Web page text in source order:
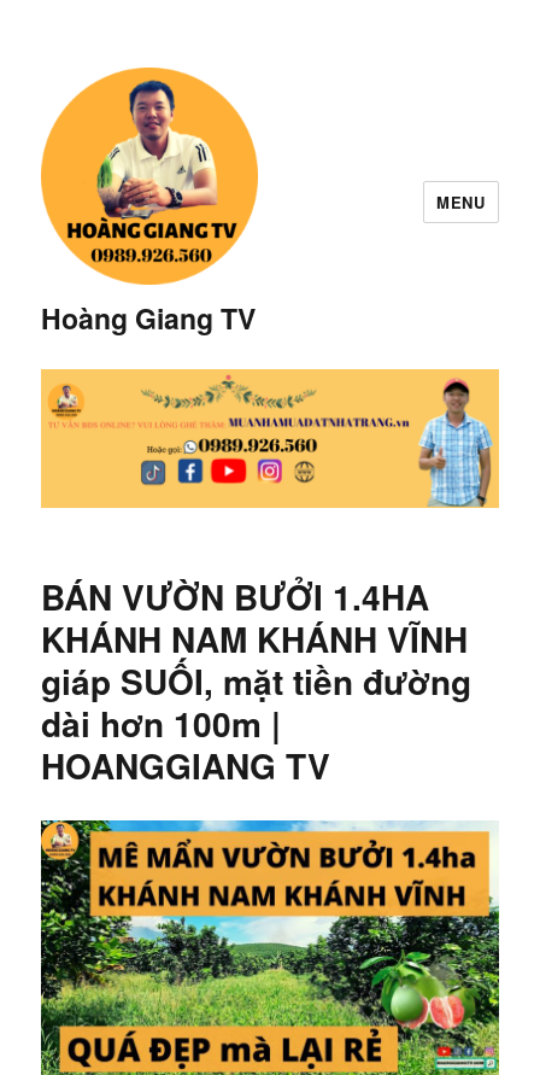
Hoàng Giang TV
MENU
BÁN VƯỜN BƯỞI 1.4HA
KHÁNH NAM KHÁNH VĨNH
giáp SUỐI, mặt tiền đường
dài hơn 100m |
HOANGGIANG TV